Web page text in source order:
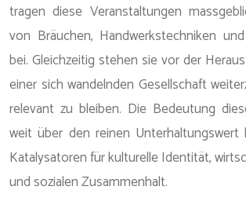
tragen diese Veranstaltungen
von Bräuchen, Handwerkstechniken
bei. Gleichzeitig stehen sie vor der
einer sich wandelnden Gesellschaft
relevant zu bleiben. Die Bedeutung
weit über den reinen Unterhaltungswert
Katalysatoren für kulturelle Identität,
und sozialen Zusammenhalt.